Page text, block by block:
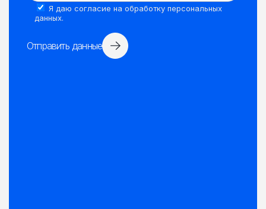
Я даю согласие на обработку персональных
данных.
Отправить данные